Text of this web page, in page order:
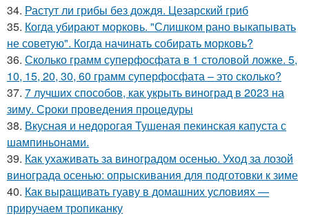
34. Растут ли грибы без дождя. Цезарский гриб
35. Когда убирают морковь. "Слишком рано выкапывать
не советую". Когда начинать собирать морковь?
36. Сколько грамм суперфосфата в 1 столовой ложке. 5,
10, 15, 20, 30, 60 грамм суперфосфата – это сколько?
37. 7 лучших способов, как укрыть виноград в 2023 на
зиму. Сроки проведения процедуры
38. Вкусная и недорогая Тушеная пекинская капуста с
шампиньонами.
39. Как ухаживать за виноградом осенью. Уход за лозой
винограда осенью: опрыскивания для подготовки к зиме
40. Как выращивать гуаву в домашних условиях —
приручаем тропиканку